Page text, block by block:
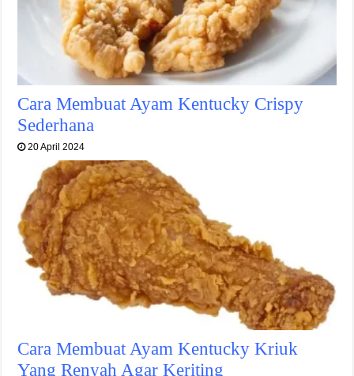
Cara Membuat Ayam Kentucky Crispy
Sederhana
20 April 2024
Cara Membuat Ayam Kentucky Kriuk
Yang Renyah Agar Keriting